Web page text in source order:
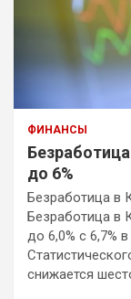
ФИНАНСЫ
до 6%
Безработица в
Безработица в
до 6,0% с 6,7%
снижается